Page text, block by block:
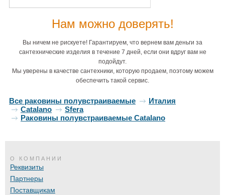
Нам можно доверять!
Вы ничем не рискуете! Гарантируем, что вернем вам деньги за
сантехнические изделия в течение 7 дней, если они вдруг вам не
подойдут.
Мы уверены в качестве сантехники, которую продаем, поэтому можем
обеспечить такой сервис.
Все раковины полувстраиваемые
Италия
Catalano
Sfera
Раковины полувстраиваемые Catalano
О КОМПАНИИ
Реквизиты
Партнеры
Поставщикам